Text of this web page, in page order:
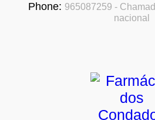
Phone: 965087259 -
nacional